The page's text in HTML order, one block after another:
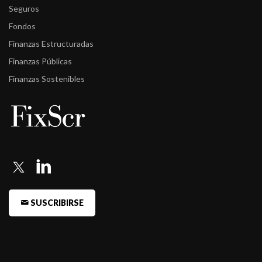
Seguros
Fondos
Finanzas Estructuradas
Finanzas Públicas
Finanzas Sostenibles
SUSCRIBIRSE